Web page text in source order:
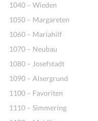
1040 – Wieden
1050 – Margareten
1060 – Mariahilf
1070 – Neubau
1080 – Josefstadt
1090 – Alsergrund
1100 – Favoriten
1110 – Simmering